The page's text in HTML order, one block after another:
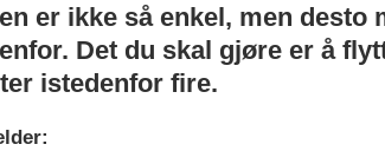
er ikke så enkel, men desto
Det du skal gjøre er å
istedenfor fire.